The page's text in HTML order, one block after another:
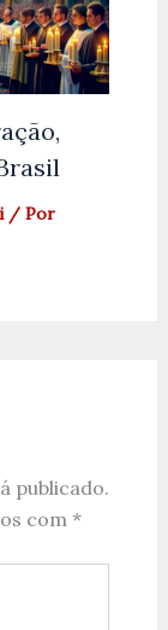
/ Por
publicado.
com *